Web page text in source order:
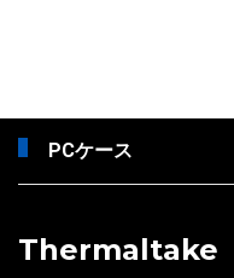
PCケース
Thermaltake